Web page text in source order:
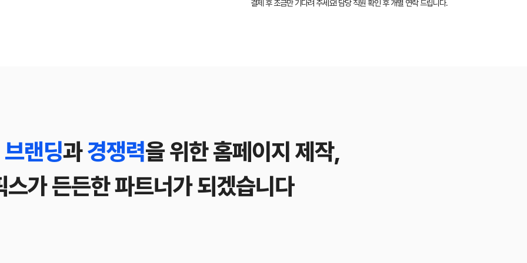
결제 후 조금만 기다려 주세요! 담당 직원 확인 후 개별 연락 드립니다.
랜딩과경쟁력을 위한 홈페이지 제작,
스가 든든한 파트너가 되겠습니다